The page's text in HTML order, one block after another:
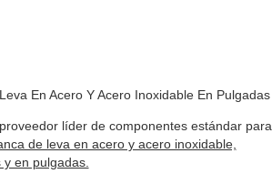
En Acero Y Acero Inoxidable En Pulgadas
líder de componentes estándar para
de leva en acero y acero inoxidable,
en pulgadas.